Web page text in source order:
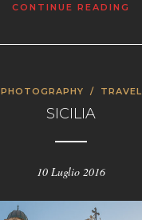
CONTINUE READING
PHOTOGRAPHY / TRAVEL
SICILIA
10 Luglio 2016